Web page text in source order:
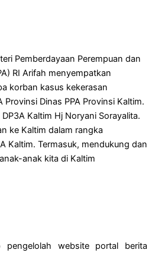
Pemberdayaan Perempuan dan
RI Arifah menyempatkan
korban kasus kekerasan
Provinsi Dinas PPA Provinsi Kaltim.
Kaltim Hj Noryani Sorayalita.
ke Kaltim dalam rangka
Kaltim. Termasuk, mendukung dan
anak kita di Kaltim
pengelolah website portal berita